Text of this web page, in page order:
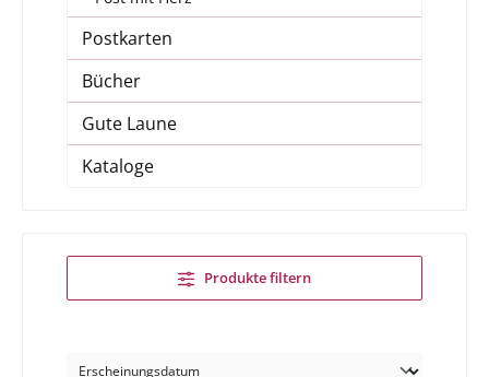
Postkarten
Bücher
Gute Laune
Kataloge
Produkte filtern